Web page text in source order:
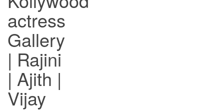
actress
Gallery
| Rajini
| Ajith |
Vijay